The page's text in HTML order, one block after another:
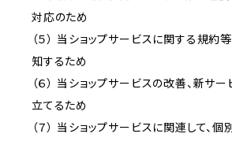
対応のため
（５） 当ショップサービスに関する規約
知するため
（６） 当ショップサービスの改善、新サ
立てるため
（７） 当ショップサービスに関連して、